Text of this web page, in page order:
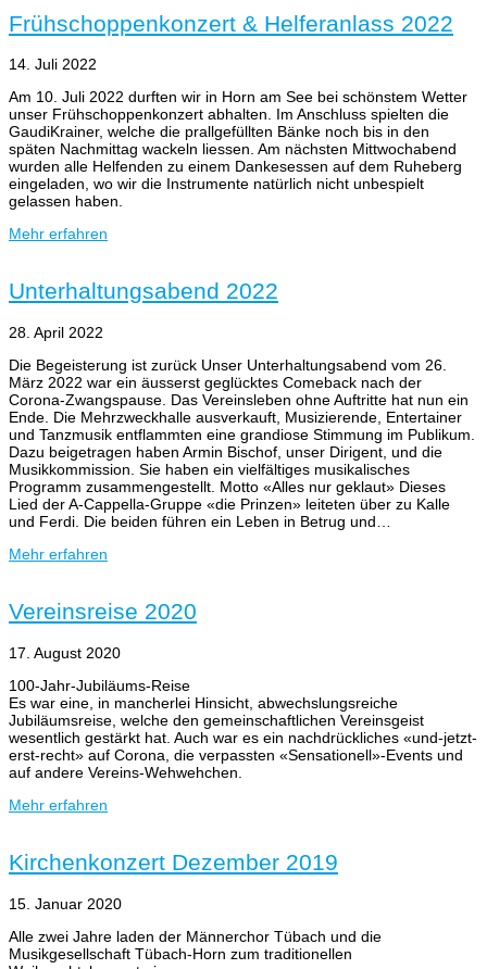
Frühschoppenkonzert & Helferanlass 2022
14. Juli 2022
Am 10. Juli 2022 durften wir in Horn am See bei schönstem Wetter
unser Frühschoppenkonzert abhalten. Im Anschluss spielten die
GaudiKrainer, welche die prallgefüllten Bänke noch bis in den
späten Nachmittag wackeln liessen. Am nächsten Mittwochabend
wurden alle Helfenden zu einem Dankesessen auf dem Ruheberg
eingeladen, wo wir die Instrumente natürlich nicht unbespielt
gelassen haben.
Mehr erfahren
Unterhaltungsabend 2022
28. April 2022
Die Begeisterung ist zurück Unser Unterhaltungsabend vom 26.
März 2022 war ein äusserst geglücktes Comeback nach der
Corona-Zwangspause. Das Vereinsleben ohne Auftritte hat nun ein
Ende. Die Mehrzweckhalle ausverkauft, Musizierende, Entertainer
und Tanzmusik entflammten eine grandiose Stimmung im Publikum.
Dazu beigetragen haben Armin Bischof, unser Dirigent, und die
Musikkommission. Sie haben ein vielfältiges musikalisches
Programm zusammengestellt. Motto «Alles nur geklaut» Dieses
Lied der A-Cappella-Gruppe «die Prinzen» leiteten über zu Kalle
und Ferdi. Die beiden führen ein Leben in Betrug und…
Mehr erfahren
Vereinsreise 2020
17. August 2020
100-Jahr-Jubiläums-Reise
Es war eine, in mancherlei Hinsicht, abwechslungsreiche
Jubiläumsreise, welche den gemeinschaftlichen Vereinsgeist
wesentlich gestärkt hat. Auch war es ein nachdrückliches «und-jetzt-
erst-recht» auf Corona, die verpassten «Sensationell»-Events und
auf andere Vereins-Wehwehchen.
Mehr erfahren
Kirchenkonzert Dezember 2019
15. Januar 2020
Alle zwei Jahre laden der Männerchor Tübach und die
Musikgesellschaft Tübach-Horn zum traditionellen